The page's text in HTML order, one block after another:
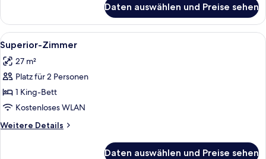
Daten auswählen und Preise sehen
Alle
Fotos
für
Superior-
Zimmer
anzeigen
Ein Hotelzimmer mit zwei Betten,
6
Superior-Zimmer
27 m²
Platz für 2 Personen
1 King-Bett
Kostenloses WLAN
Weitere Details
Weitere
Daten auswählen und Preise sehen